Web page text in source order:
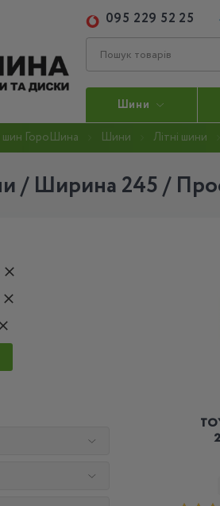
095 229 52 25
Шини
шин ГороШина Шини Літні шини
/ Ширина 245 /